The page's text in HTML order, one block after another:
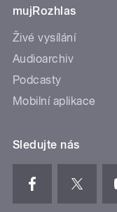
mujRozhlas
Živé vysílání
Audioarchiv
Podcasty
Mobilní aplikace
Sledujte nás